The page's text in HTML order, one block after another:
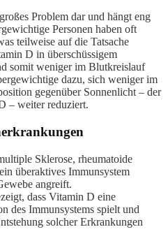
Problem dar und hängt eng
Personen haben oft
teilweise auf die Tatsache
D in überschüssigem
somit weniger im Blutkreislauf
dazu, sich weniger im
gegenüber Sonnenlicht – der
– weiter reduziert.
Sklerose, rheumatoide
überaktives Immunsystem
angreift.
dass Vitamin D eine
des Immunsystems spielt und
solcher Erkrankungen